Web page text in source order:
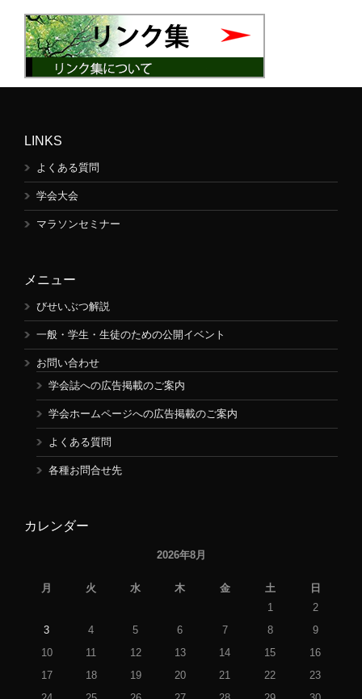
LINKS
よくある質問
学会大会
マラソンセミナー
メニュー
びせいぶつ解説
一般・学生・生徒のための公開イベント
お問い合わせ
学会誌への広告掲載のご案内
学会ホームページへの広告掲載のご案内
よくある質問
各種お問合せ先
カレンダー
2026年8月
月 火 水 木 金 土
日
1
2
3
4 5 6 7 8
9
10
11 12 13 14 15
16
17
18 19 20 21 22
23